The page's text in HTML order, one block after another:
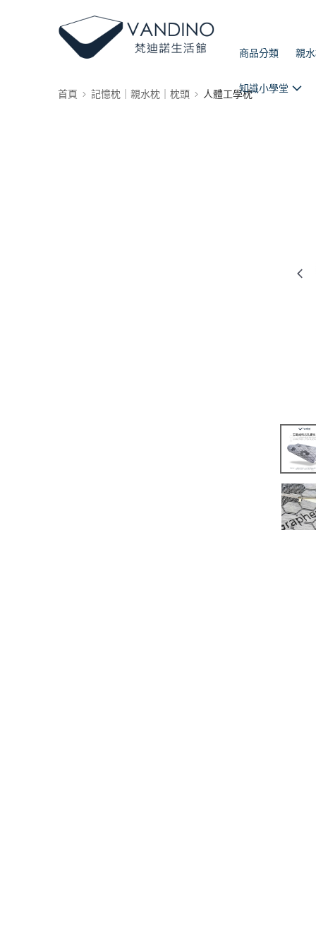
商品分類 親
知識小學堂
首頁 記憶枕｜親水枕｜枕頭 人體工學枕